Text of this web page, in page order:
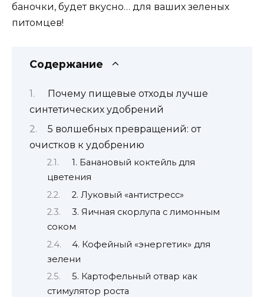
баночки, будет вкусно… для ваших зеленых
питомцев!
Содержание
Почему пищевые отходы лучше
синтетических удобрений
5 волшебных превращений: от
очистков к удобрению
1. Банановый коктейль для
цветения
2. Луковый «антистресс»
3. Яичная скорлупа с лимонным
соком
4. Кофейный «энергетик» для
зелени
5. Картофельный отвар как
стимулятор роста